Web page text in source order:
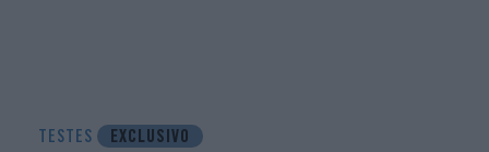
TESTES EXCLUSIVO